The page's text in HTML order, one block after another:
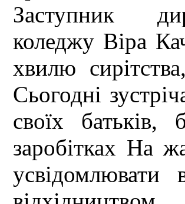
Заступник
коледжу Віра
хвилю
Сьогодні
своїх
заробітках На
усвідомлювати